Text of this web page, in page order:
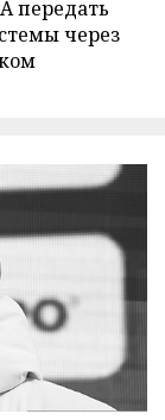
передать
через